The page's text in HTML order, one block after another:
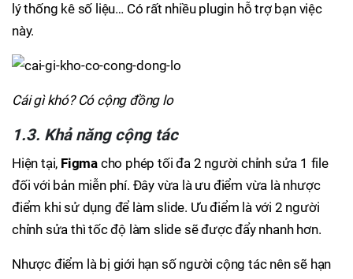
lý thống kê số liệu… Có rất nhiều plugin hỗ trợ bạn việc
này.
Cái gì khó? Có cộng đồng lo
1.3. Khả năng cộng tác
Hiện tại, Figma cho phép tối đa 2 người chỉnh sửa 1 file
đối với bản miễn phí. Đây vừa là ưu điểm vừa là nhược
điểm khi sử dụng để làm slide. Ưu điểm là với 2 người
chỉnh sửa thì tốc độ làm slide sẽ được đẩy nhanh hơn.
Nhược điểm là bị giới hạn số người cộng tác nên sẽ hạn